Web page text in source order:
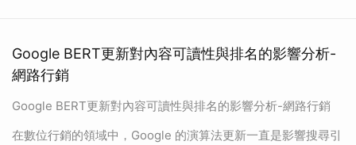
Google BERT更新對內容可讀性與排名的影響分析-
網路行銷
Google BERT更新對內容可讀性與排名的影響分析-網路行銷
在數位行銷的領域中，Google 的演算法更新一直是影響搜尋引